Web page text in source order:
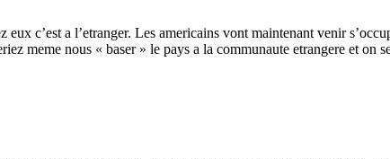
c’est a l’etranger. Les americains vont maintenant venir
meme nous « baser » le pays a la communaute etrangere et on